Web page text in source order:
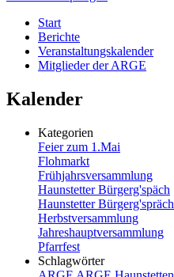
Start
Berichte
Veranstaltungskalender
Mitglieder der ARGE
Kalender
Kategorien
Feier zum 1.Mai
Flohmarkt
Frühjahrsversammlung
Haunstetter Bürgerg'späch
Haunstetter Bürgerg'spräch
Herbstversammlung
Jahreshauptversammlung
Pfarrfest
Schlagwörter